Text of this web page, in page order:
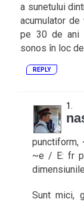
a sunetului
acumulator
pe 30 de ani
sonos în loc
REPLY
punctiform,
~e / E: fr
Sunt mici,